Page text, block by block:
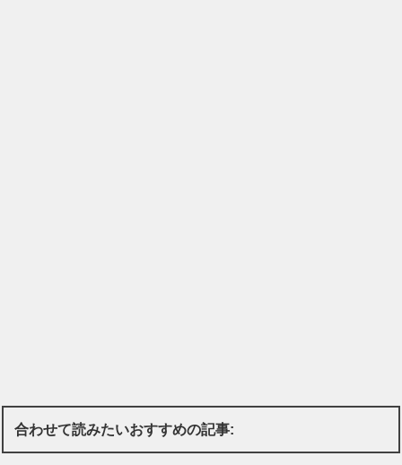
合わせて読みたいおすすめの記事: